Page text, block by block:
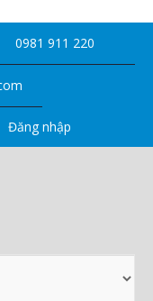
0981 911 220
Đăng nhập
SEARCH